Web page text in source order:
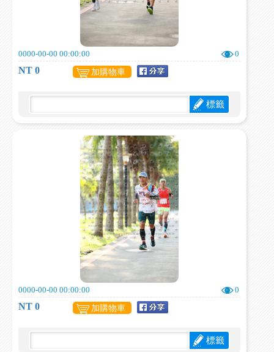
0000-00-00 00:00:00 0
NT 0 加購物車
標籤
0000-00-00 00:00:00 0
NT 0 加購物車
標籤